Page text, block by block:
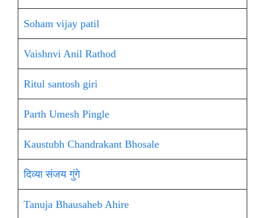
Soham vijay patil
Vaishnvi Anil Rathod
Ritul santosh giri
Parth Umesh Pingle
Kaustubh Chandrakant Bhosale
दिव्या संजय गुंगे
Tanuja Bhausaheb Ahire